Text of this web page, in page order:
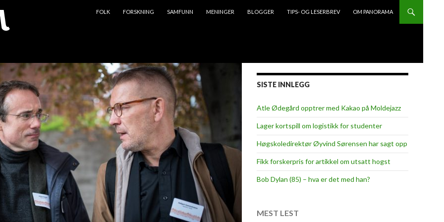
FOLK
FORSKNING SAMFUNN MENINGER BLOGGER TIPS- OG LESERBREV OM PANORAMA
SISTE INNLEGG
Atle Ødegård opptrer med Kakao på Moldejazz
Lager kortspill om logistikk for studenter
Høgskoledirektør Øyvind Sørensen har sagt opp
Fikk forskerpris for artikkel om utsatt hogst
Bob Dylan (85) – hva er det med han?
MEST LEST